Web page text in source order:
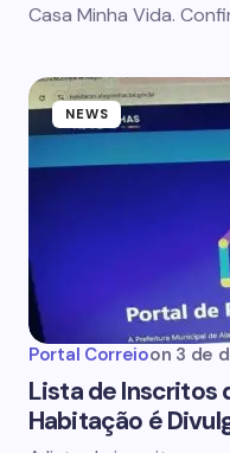
Casa Minha Vida.
NEWS
Portal Correioon 3 de
Lista de Inscritos
Habitação é